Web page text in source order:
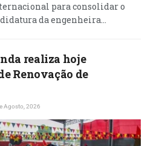
para consolidar o
da engenheira...
realiza hoje
Renovação de
Agosto, 2026